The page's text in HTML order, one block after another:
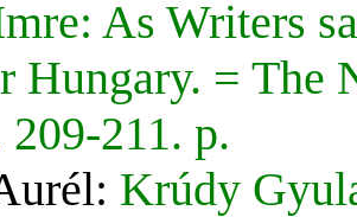
As Writers
Hungary. = The
209-211. p.
Krúdy